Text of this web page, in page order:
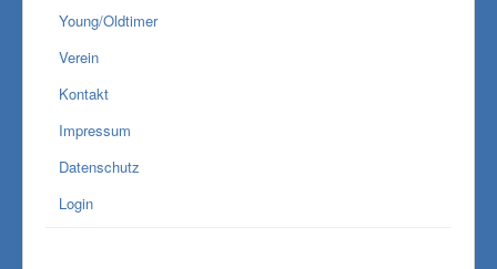
Young/Oldtimer
Verein
Kontakt
Impressum
Datenschutz
Login